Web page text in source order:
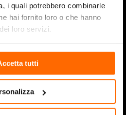
i quali potrebbero combinarle
hai fornito loro o che hanno
loro servizi.
tutti
Shop
Individuali
Africa